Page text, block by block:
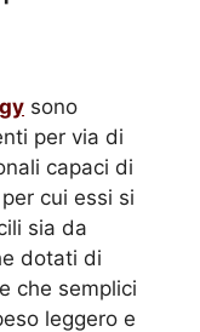
sono
per via di
capaci di
cui essi si
sia da
dotati di
che semplici
leggero e